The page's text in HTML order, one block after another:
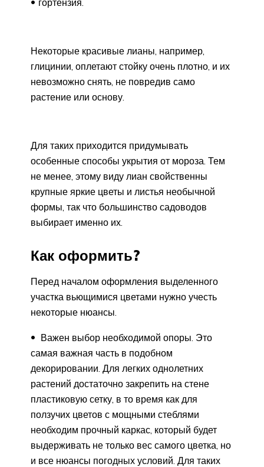
Некоторые красивые лианы, например,
глицинии, оплетают стойку очень плотно, и их
невозможно снять, не повредив само
растение или основу.
Для таких приходится придумывать
особенные способы укрытия от мороза. Тем
не менее, этому виду лиан свойственны
крупные яркие цветы и листья необычной
формы, так что большинство садоводов
выбирает именно их.
Как оформить?
Перед началом оформления выделенного
участка вьющимися цветами нужно учесть
некоторые нюансы.
Важен выбор необходимой опоры. Это
самая важная часть в подобном
декорировании. Для легких однолетних
растений достаточно закрепить на стене
пластиковую сетку, в то время как для
ползучих цветов с мощными стеблями
необходим прочный каркас, который будет
выдерживать не только вес самого цветка, но
и все нюансы погодных условий. Для таких